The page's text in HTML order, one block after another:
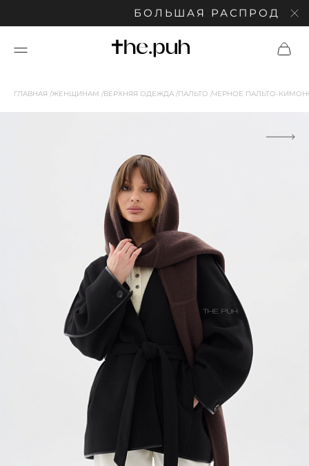
БОЛЬШАЯ РАСПРОДАЖА:
ГЛАВНАЯ ЖЕНЩИНАМ ВЕРХНЯЯ ОДЕЖДА ПАЛЬТО ЧЕРНОЕ ПАЛЬТО-